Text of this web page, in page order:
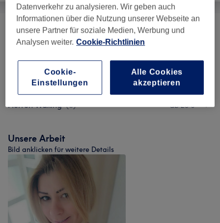
Damen - Waxing (20) ab 15 €
Damen Waxing (2) ab 10 €
Herren Waxing (3) ab 20 €
Unsere Arbeit
Bild anklicken für weitere Details
Datenverkehr zu analysieren. Wir geben auch
Informationen über die Nutzung unserer Webseite an
unsere Partner für soziale Medien, Werbung und
Analysen weiter. Cookie-Richtlinien
Cookie-
Einstellungen
Alle Cookies
akzeptieren